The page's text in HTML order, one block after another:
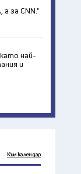
за CNN."
най-
и
Към календар